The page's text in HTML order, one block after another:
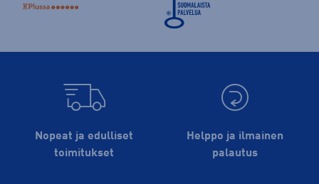
Nopeat ja edulliset
toimitukset
Helppo ja ilmainen
palautus